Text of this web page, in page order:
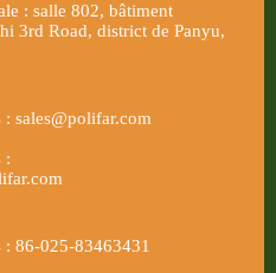
: salle 802, bâtiment
3rd Road, district de Panyu,
sales@polifar.com
:
86-025-83463431